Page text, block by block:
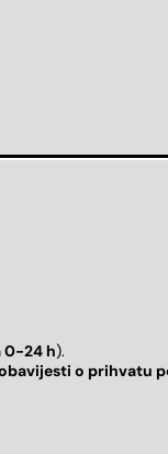
0-24 h).
o prihvatu